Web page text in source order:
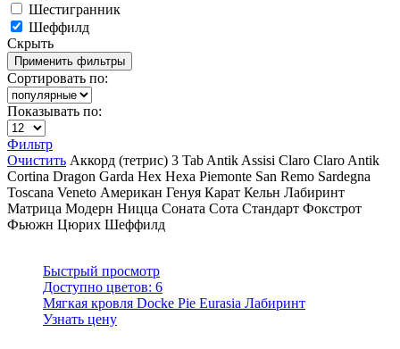
Шестигранник
Шеффилд
Скрыть
Сортировать по:
Показывать по:
Фильтр
Очистить Аккорд (тетрис) 3 Tab Antik Assisi Claro Claro Antik
Cortina Dragon Garda Hex Hexa Piemonte San Remo Sardegna
Toscana Veneto Американ Генуя Карат Кельн Лабиринт
Матрица Модерн Ницца Соната Сота Стандарт Фокстрот
Фьюжн Цюрих Шеффилд
Быстрый просмотр
Доступно цветов: 6
Мягкая кровля Docke Pie Eurasia Лабиринт
Узнать цену